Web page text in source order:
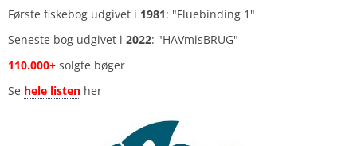
Første fiskebog udgivet i 1981: "Fluebinding 1"
Seneste bog udgivet i 2022: "HAVmisBRUG"
110.000+ solgte bøger
Se hele listen her